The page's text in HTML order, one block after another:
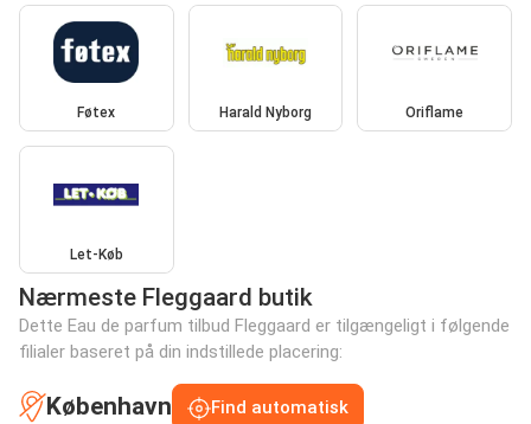
Føtex Harald Nyborg Oriflame
Let-Køb
Nærmeste Fleggaard butik
Dette Eau de parfum tilbud Fleggaard er tilgængeligt i følgende
filialer baseret på din indstillede placering:
København Find automatisk